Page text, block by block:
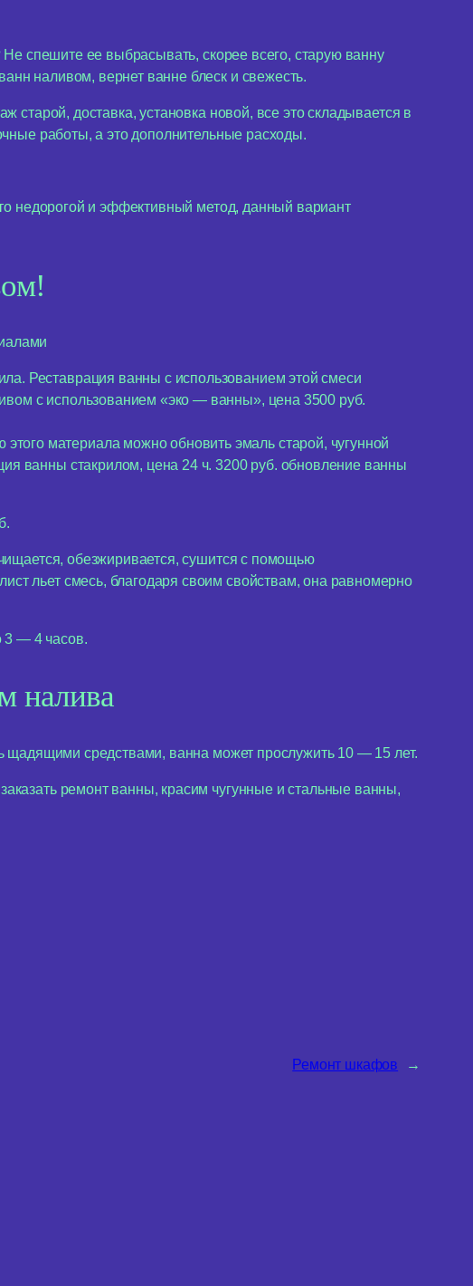
спешите ее выбрасывать, скорее всего, старую ванну
наливом, вернет ванне блеск и свежесть.
доставка, установка новой, все это складывается в
работы, а это дополнительные расходы.
недорогой и эффективный метод, данный вариант
Реставрация ванны с использованием этой смеси
с использованием «эко — ванны», цена 3500 руб.
материала можно обновить эмаль старой, чугунной
ванны стакрилом, цена 24 ч. 3200 руб. обновление ванны
обезжиривается, сушится с помощью
льет смесь, благодаря своим свойствам, она равномерно
3 — 4 часов.
налива
щадящими средствами, ванна может прослужить 10 — 15 лет.
ремонт ванны, красим чугунные и стальные ванны,
Ремонт шкафов →